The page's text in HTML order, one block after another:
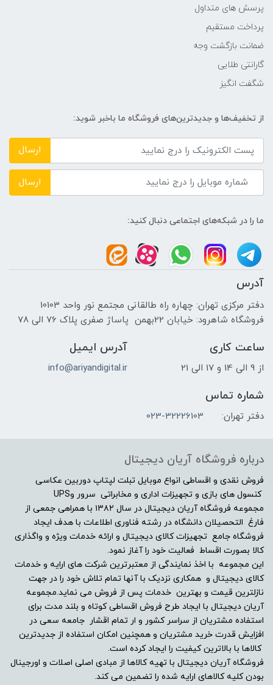
---
نوع حافظه داخلی
SSD
پردازنده ی گرافیکی
NVIDIA
حافظه اختصاصی پردازنده گرافیکی
مشخصات صفحه نمایش
"17.3
نوع صفحه نمایش
FHD 1920 1080 / IPS
نرخ تصویر
144 هرتز
صفحه نمایش مات
بله
پرسش های متداول
پرداخت مستقیم
ضمانت بازگشت وجه
گارانتی طلایی
شگفت انگیز
از تخفیف‌ها و جدیدترین‌های فروشگاه ما باخبر شوید:
ارسال
ارسال
ما را در شبکه‌های اجتماعی دنبال کنید:
آدرس
دفتر مرکزی تهران: چهاره راه طالقانی مجتمع نور واحد 10103
فروشگاه شاهرود: خیابان 22بهمن پاساژ صفری پلاک 76 الی 78
ساعت کاری
از 9 الی 14 و 17 الی 21
آدرس ایمیل
info@ariyandigital.ir
شماره تماس
دفتر تهران: 023-32226103
درباره فروشگاه آریان دیجیتال
فروش نقدی و اقساطی انواع موبایل تبلت لپتاپ دوربین عکاسی
کنسول های بازی و تجهیزات اداری و مخابراتی سرور وUPS
مجموعه فروشگاه آریان دیجیتال در سال ۱۳۸۲ با همراهی جمعی از
فارغ التحصیلان دانشگاه در رشته فناوری اطلاعات با هدف ایجاد
فروشگاه جامع تجهیزات کالای دیجیتال و ارائه خدمات ویژه و واگذاری
کالا بصورت اقساط فعالیت خود را آغاز نمود.
این مجموعه با اخذ نمایندگی از معتبرترین شرکت های ارایه و خدمات
کالای دیجیتال و همکاری نزدیک با آنها تمام تلاش خود را در جهت
نازلترین قیمت و بهترین خدمات پس از فروش می نماید.مجموعه
آریان دیجیتال با ایجاد طرح فروش اقساطی کوتاه و بلند مدت برای
استفاده مشتریان از سراسر کشور و ار تمام اقشار جامعه سعی در
افزایش قدرت خرید مشتریان و همچنین امکان استفاده از جدیدترین
کالاها با بالاترین کیفیت را ایجاد کرده است.
فروشگاه آریان دیجیتال با تهیه کالاها از مبادی اصلی اصلات و اورجینال
بودن کلیه کالاهای ارایه شده را تضمین می کند.